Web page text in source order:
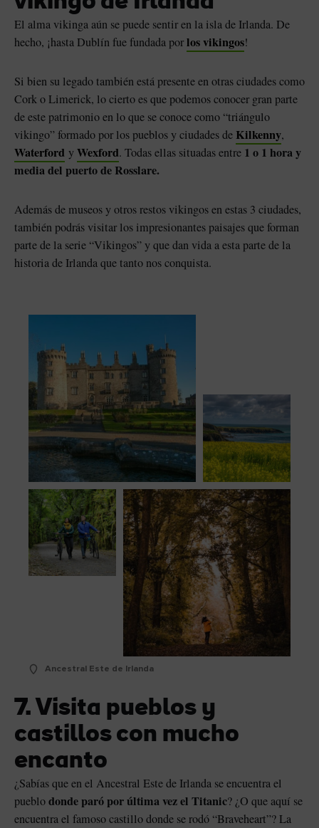
El alma vikinga aún se puede sentir en la isla de Irlanda. De
hecho, ¡hasta Dublín fue fundada porlos vikingos!
Si bien su legado también está presente en otras ciudades como
Cork o Limerick, lo cierto es que podemos conocer gran parte
de este patrimonio en lo que se conoce como “triángulo
vikingo” formado por los pueblos y ciudades de Kilkenny,
Waterford yWexford. Todas ellas situadas entre 1 o 1 hora y
media del puerto de Rosslare.
Además de museos y otros restos vikingos en estas 3 ciudades,
también podrás visitar los impresionantes paisajes que forman
parte de la serie “Vikingos” y que dan vida a esta parte de la
historia de Irlanda que tanto nos conquista.
Ancestral Este de Irlanda
7. Visita pueblos y
castillos con mucho
encanto
¿Sabías que en el Ancestral Este de Irlanda se encuentra el
pueblodonde paró por última vez el Titanic? ¿O que aquí se
encuentra el famoso castillo donde se rodó “Braveheart”? La